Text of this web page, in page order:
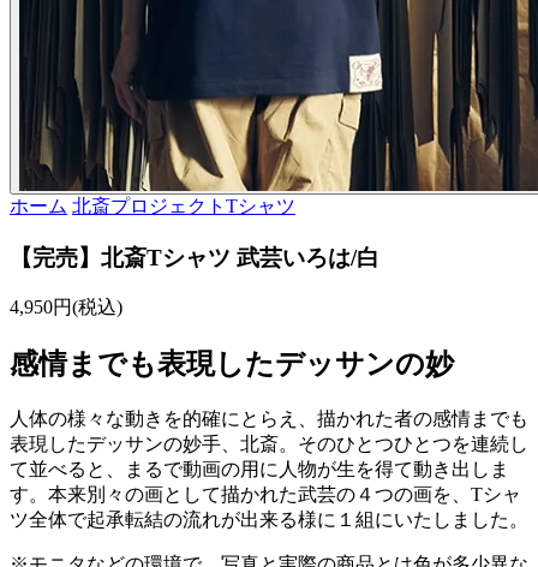
ホーム 北斎プロジェクトTシャツ
【完売】北斎Tシャツ 武芸いろは/白
4,950円(税込)
感情までも表現したデッサンの妙
人体の様々な動きを的確にとらえ、描かれた者の感情までも
表現したデッサンの妙手、北斎。そのひとつひとつを連続し
て並べると、まるで動画の用に人物が生を得て動き出しま
す。本来別々の画として描かれた武芸の４つの画を、Tシャ
ツ全体で起承転結の流れが出来る様に１組にいたしました。